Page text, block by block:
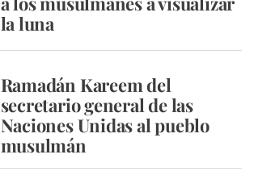
la luna
Ramadán Kareem del
secretario general de las
Naciones Unidas al pueblo
musulmán